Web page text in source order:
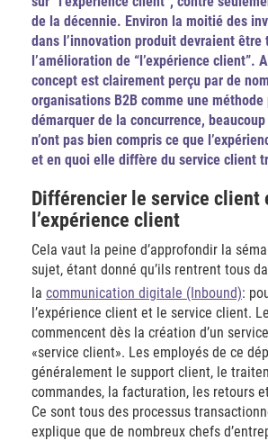
de la décennie. Environ la moitié des
dans l’innovation produit devraient être
l’amélioration de “l’expérience client”.
concept est clairement perçu par de
organisations B2B comme une méthode
démarquer de la concurrence, beaucoup
n’ont pas bien compris ce que
et en quoi elle diffère du service client
Différencier le service client
l’expérience client
Cela vaut la peine d’approfondir la
sujet, étant donné qu’ils rentrent tous
la communication digitale (Inbound):
l’expérience client et le service client.
commencent dès la création d’un
«service client». Les employés de ce
généralement le support client, le
commandes, la facturation, les retours
Ce sont tous des processus
explique que de nombreux chefs